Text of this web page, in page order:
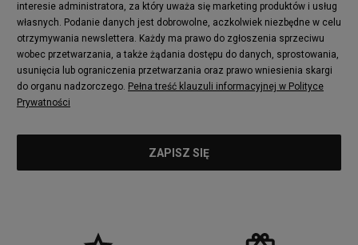
interesie administratora, za który uważa się marketing produktów i usług
własnych. Podanie danych jest dobrowolne, aczkolwiek niezbędne w celu
otrzymywania newslettera. Każdy ma prawo do zgłoszenia sprzeciwu
wobec przetwarzania, a także żądania dostępu do danych, sprostowania,
usunięcia lub ograniczenia przetwarzania oraz prawo wniesienia skargi
do organu nadzorczego. Pełna treść klauzuli informacyjnej w Polityce
Prywatności